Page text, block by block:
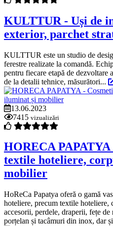
KULTTUR - Uși de
exterior, parchet
KULTTUR este un studio de
ferestre realizate la comandă.
pentru fiecare etapă de dezvoltare
de la detalii tehnice, măsurători...
13.06.2023
7415 vizualizări
HORECA PAPATYA
textile hoteliere,
mobilier
HoReCa Papatya oferă o gamă
hoteliere, precum textile hoteliere,
accesorii, perdele, draperii, fețe
porțelan și tacâmuri din inox, dar